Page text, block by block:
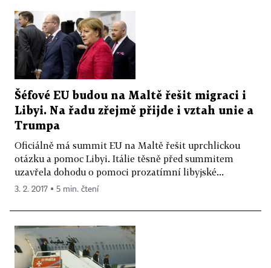
Šéfové EU budou na Maltě řešit migraci i
Libyi. Na řadu zřejmě přijde i vztah unie a
Trumpa
Oficiálně má summit EU na Maltě řešit uprchlickou
otázku a pomoc Libyi. Itálie těsně před summitem
uzavřela dohodu o pomoci prozatímní libyjské...
3. 2. 2017 ▪ 5 min. čtení